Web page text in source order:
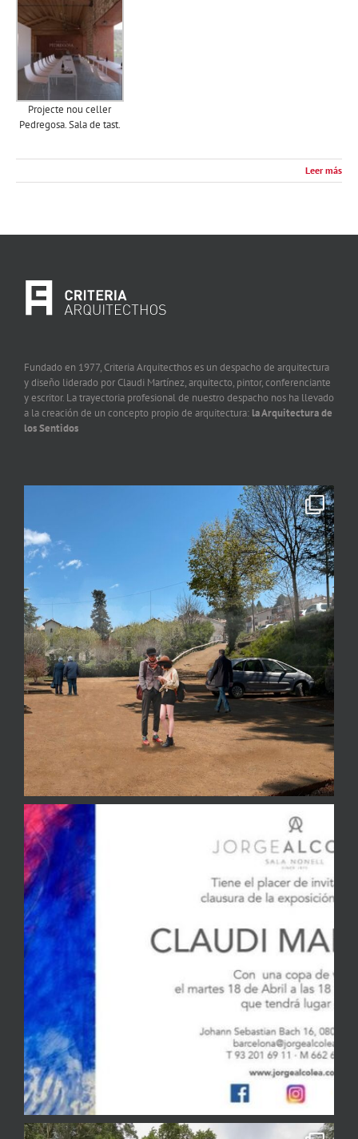
Projecte nou celler
Pedregosa. Sala de tast.
Leer más
Fundado en 1977, Criteria Arquitecthos es un despacho de arquitectura
y diseño liderado por Claudi Martínez, arquitecto, pintor, conferenciante
y escritor. La trayectoria profesional de nuestro despacho nos ha llevado
a la creación de un concepto propio de arquitectura: la Arquitectura de
los Sentidos